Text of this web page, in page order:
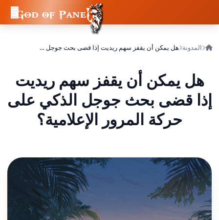
المدونة هل يمكن أن يقفز سهم ريديت إذا قضى بحث جوجل الذكي على حركة المرور الإعلامية؟
هل يمكن أن يقفز سهم ريديت
إذا قضى بحث جوجل الذكي على
حركة المرور الإعلامية؟